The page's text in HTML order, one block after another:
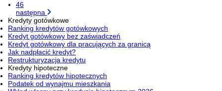
46
następna
Kredyty gotówkowe
Ranking kredytów gotówkowych
Kredyt gotówkowy bez zaświadczeń
Kredyt gotówkowy dla pracujących za granicą
Jak nadpłacić kredyt?
Restrukturyzacja kredytu
Kredyty hipoteczne
Ranking kredytów hipotecznych
Podatek od wynajmu mieszkania